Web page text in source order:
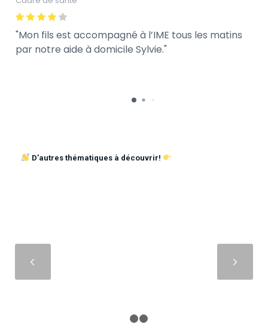
Mon fils est accompagné à l’IME tous les matins
par notre aide à domicile Sylvie.
D’autres thématiques à découvrir!